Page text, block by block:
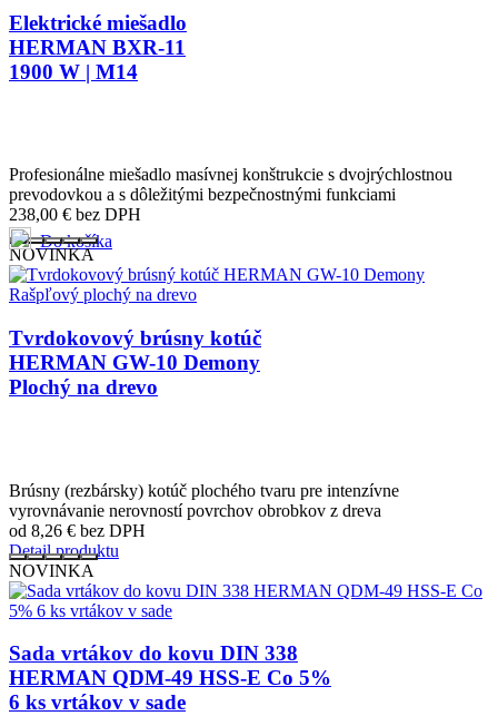
Elektrické miešadlo
HERMAN BXR-11
1900 W | M14
Profesionálne miešadlo masívnej konštrukcie s dvojrýchlostnou
prevodovkou a s dôležitými bezpečnostnými funkciami
238,00 € bez DPH
Do košíka
NOVINKA
Tvrdokovový brúsny kotúč
HERMAN GW-10 Demony
Plochý na drevo
Brúsny (rezbársky) kotúč plochého tvaru pre intenzívne
vyrovnávanie nerovností povrchov obrobkov z dreva
od 8,26 € bez DPH
Detail produktu
NOVINKA
Sada vrtákov do kovu DIN 338
HERMAN QDM-49 HSS-E Co 5%
6 ks vrtákov v sade